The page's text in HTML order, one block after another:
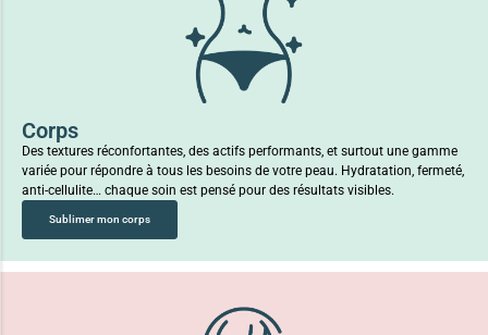
Corps
Des textures réconfortantes, des actifs performants, et surtout une gamme
variée pour répondre à tous les besoins de votre peau. Hydratation, fermeté,
anti-cellulite… chaque soin est pensé pour des résultats visibles.
Sublimer mon corps